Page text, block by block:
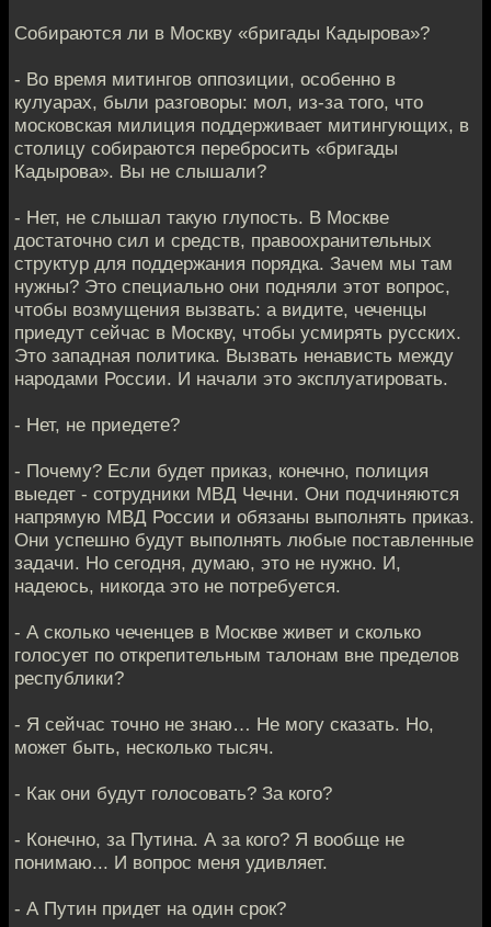
Собираются ли в Москву «бригады Кадырова»?
- Во время митингов оппозиции, особенно в
кулуарах, были разговоры: мол, из-за того, что
московская милиция поддерживает митингующих, в
столицу собираются перебросить «бригады
Кадырова». Вы не слышали?
- Нет, не слышал такую глупость. В Москве
достаточно сил и средств, правоохранительных
структур для поддержания порядка. Зачем мы там
нужны? Это специально они подняли этот вопрос,
чтобы возмущения вызвать: а видите, чеченцы
приедут сейчас в Москву, чтобы усмирять русских.
Это западная политика. Вызвать ненависть между
народами России. И начали это эксплуатировать.
- Нет, не приедете?
- Почему? Если будет приказ, конечно, полиция
выедет - сотрудники МВД Чечни. Они подчиняются
напрямую МВД России и обязаны выполнять приказ.
Они успешно будут выполнять любые поставленные
задачи. Но сегодня, думаю, это не нужно. И,
надеюсь, никогда это не потребуется.
- А сколько чеченцев в Москве живет и сколько
голосует по открепительным талонам вне пределов
республики?
- Я сейчас точно не знаю… Не могу сказать. Но,
может быть, несколько тысяч.
- Как они будут голосовать? За кого?
- Конечно, за Путина. А за кого? Я вообще не
понимаю... И вопрос меня удивляет.
- А Путин придет на один срок?